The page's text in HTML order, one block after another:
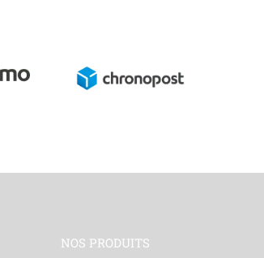
NOS PRODUITS